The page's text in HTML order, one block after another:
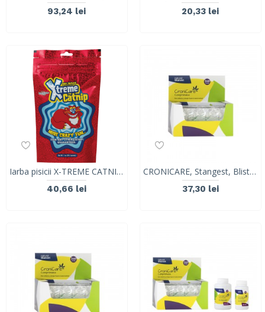
93,24 lei 20,33 lei
Iarba pisicii X-TREME CATNIP, synergyLabs, plic, 14.2 g
40,66 lei
CRONICARE, Stangest, Blister 8 tabs
37,30 lei